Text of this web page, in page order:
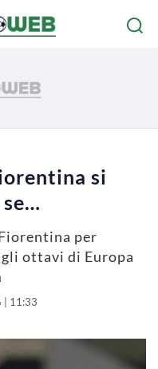
si
per
ottavi di Europa
| 11:33